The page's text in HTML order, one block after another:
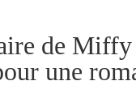
de
une